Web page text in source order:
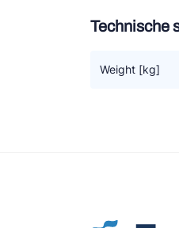
Technische
Weight [kg]